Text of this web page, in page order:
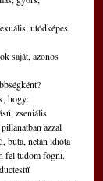
utódképes
saját, azonos
hogy:
zseniális
azzal
buta, netán idióta
fel tudom fogni.